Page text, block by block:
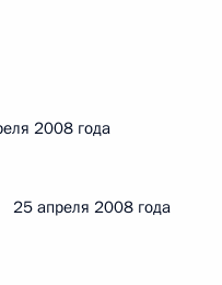
года
2008 года